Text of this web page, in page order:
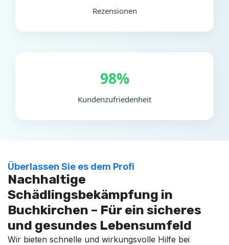
Rezensionen
98%
Kundenzufriedenheit
Überlassen Sie es dem Profi
Nachhaltige
Schädlingsbekämpfung in
Buchkirchen – Für ein sicheres
und gesundes Lebensumfeld
Wir bieten schnelle und wirkungsvolle Hilfe bei